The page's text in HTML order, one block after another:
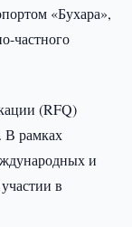
«Бухара»,
частного
(RFQ)
В рамках
и
в